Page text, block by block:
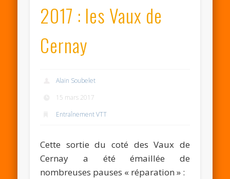
2017 : les Vaux de
Cernay
Alain Soubelet
15 mars 2017
Entraînement VTT
Cette sortie du coté des Vaux de
Cernay a été émaillée de
nombreuses pauses « réparation » :